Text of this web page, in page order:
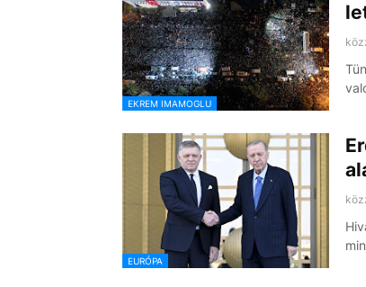
EKREM IMAMOGLU
EURÓPA